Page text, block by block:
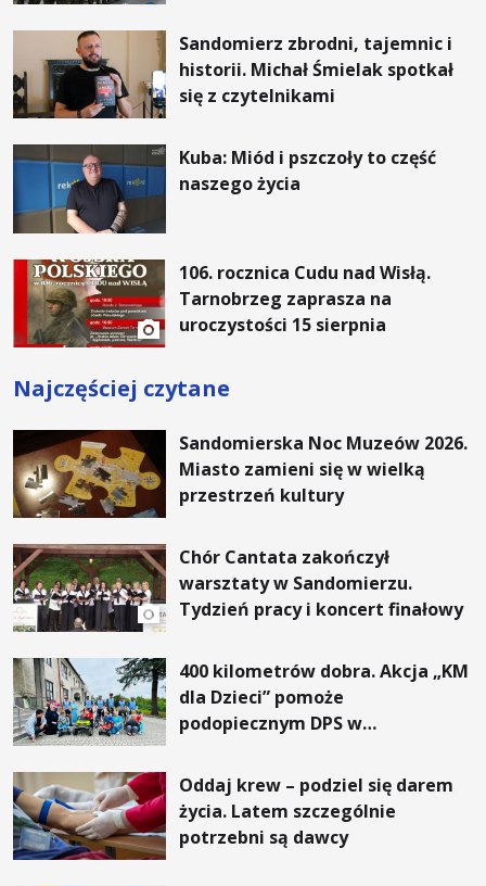
Sandomierz zbrodni, tajemnic i
historii. Michał Śmielak spotkał
się z czytelnikami
Kuba: Miód i pszczoły to część
naszego życia
106. rocznica Cudu nad Wisłą.
Tarnobrzeg zaprasza na
uroczystości 15 sierpnia
Najczęściej czytane
Sandomierska Noc Muzeów 2026.
Miasto zamieni się w wielką
przestrzeń kultury
Chór Cantata zakończył
warsztaty w Sandomierzu.
Tydzień pracy i koncert finałowy
400 kilometrów dobra. Akcja „KM
dla Dzieci” pomoże
podopiecznym DPS w
Oddaj krew – podziel się darem
życia. Latem szczególnie
potrzebni są dawcy